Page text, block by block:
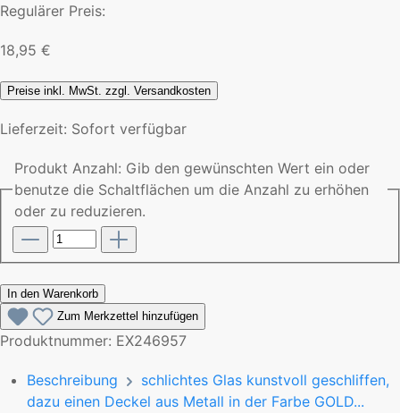
Regulärer Preis:
18,95 €
Preise inkl. MwSt. zzgl. Versandkosten
Lieferzeit: Sofort verfügbar
Produkt Anzahl: Gib den gewünschten Wert ein oder
benutze die Schaltflächen um die Anzahl zu erhöhen
oder zu reduzieren.
In den Warenkorb
Zum Merkzettel hinzufügen
Produktnummer: EX246957
Beschreibung
schlichtes Glas kunstvoll geschliffen,
dazu einen Deckel aus Metall in der Farbe GOLD...